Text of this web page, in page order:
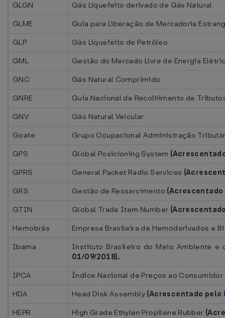
GLGN
Gás Liquefeito derivado de Gás Natural
GLME
Guia para Liberação de Mercadoria
GLP
Gás Liquefeito de Petróleo
GML
Gestão do Mercado Livre de Energia
GNC
Gás Natural Comprimido
GNRE
Guia Nacional de Recolhimento de
GNV
Gás Natural Veicular
Goate
Grupo Ocupacional Administração
GPS
Global Posicioning System
GPRS
General Packet Radio Services
GRS
Gestão de Ressarcimento
GTIN
Global Trade Item Number
Hemobrás
Empresa Brasileira de Hemoderivados e
Ibama
Instituto Brasileiro do Meio Ambiente e
01/09/2018).
IPCA
Índice Nacional de Preços ao
HDA
Head Disk Assembly (Acrescentado pelo
HEPR
High Grade Ethylen Propilene Rubber